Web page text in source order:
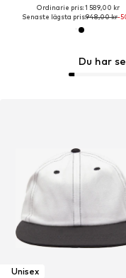
Ordinarie pris: 1 589,00 kr
Senaste lägsta pris:948,00 kr-
Du har
Unisex